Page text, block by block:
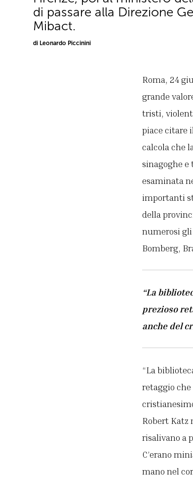
di passare alla Direzione
Mibact.
di Leonardo Piccinini
Roma, 24
grande
tristi,
piace citare
calcola che
sinagoghe e
esaminata
importanti
della
numerosi
Bomberg,
“La
prezioso
anche del
“La
retaggio
Robert Katz
risalivano a
C’erano
mano nel